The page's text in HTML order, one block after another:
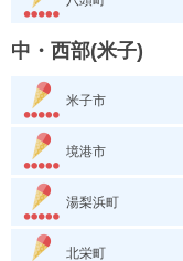
中・西部(米子)
米子市
境港市
湯梨浜町
北栄町